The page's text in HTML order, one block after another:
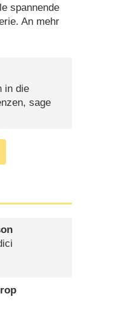
spannende
An mehr
in die
sage